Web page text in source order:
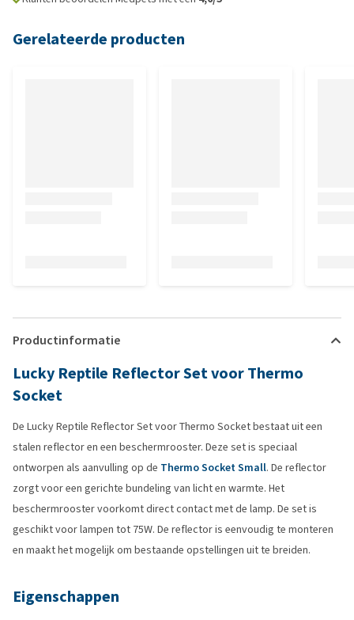
Gerelateerde producten
Productinformatie
Lucky Reptile Reflector Set voor Thermo
Socket
De Lucky Reptile Reflector Set voor Thermo Socket bestaat uit een
stalen reflector en een beschermrooster. Deze set is speciaal
ontworpen als aanvulling op de Thermo Socket Small. De reflector
zorgt voor een gerichte bundeling van licht en warmte. Het
beschermrooster voorkomt direct contact met de lamp. De set is
geschikt voor lampen tot 75W. De reflector is eenvoudig te monteren
en maakt het mogelijk om bestaande opstellingen uit te breiden.
Eigenschappen